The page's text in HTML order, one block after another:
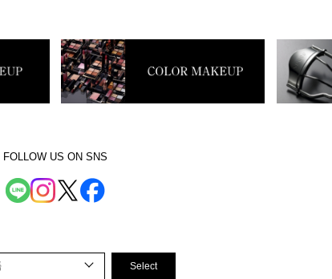
FOLLOW US ON SNS